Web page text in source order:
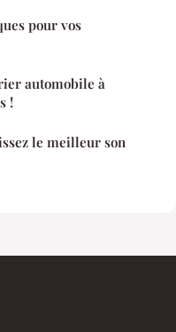
pour vos
automobile à
!
le meilleur son